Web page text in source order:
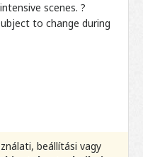
scenes. ?
to change during
beállítási vagy